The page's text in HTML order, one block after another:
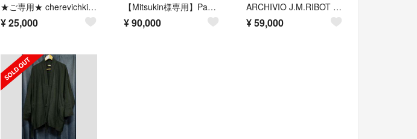
★ご専用★ cherevichkiotvichki コート
¥25,000
【Mitsukin様専用】Paul Harnden Belt Jean
¥90,000
ARCHIVIO J.M.RIBOT オーバーオール
¥59,000